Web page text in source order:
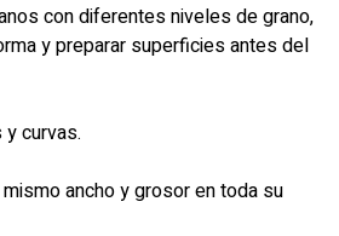
con diferentes niveles de grano,
y preparar superficies antes del
curvas.
ancho y grosor en toda su